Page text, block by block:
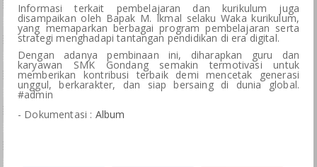
Informasi terkait pembelajaran dan kurikulum juga
disampaikan oleh Bapak M. Ikmal selaku Waka kurikulum,
yang memaparkan berbagai program pembelajaran serta
strategi menghadapi tantangan pendidikan di era digital.
Dengan adanya pembinaan ini, diharapkan guru dan
karyawan SMK Gondang semakin termotivasi untuk
memberikan kontribusi terbaik demi mencetak generasi
unggul, berkarakter, dan siap bersaing di dunia global.
#admin
- Dokumentasi : Album